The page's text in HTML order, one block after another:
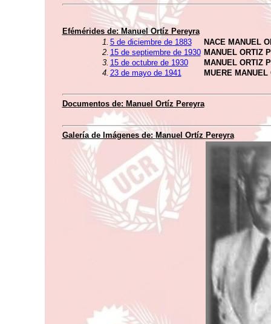
Efémérides de:Manuel Ortíz Pereyra
1. 5 de diciembre de 1883
NACE MANUEL
2. 15 de septiembre de 1930 MANUEL ORTIZ
3. 15 de octubre de 1930
MANUEL ORTIZ
4. 23 de mayo de 1941 MUERE
Documentos de: Manuel Ortíz Pereyra
Galería de Imágenes de:Manuel Ortíz Pereyra